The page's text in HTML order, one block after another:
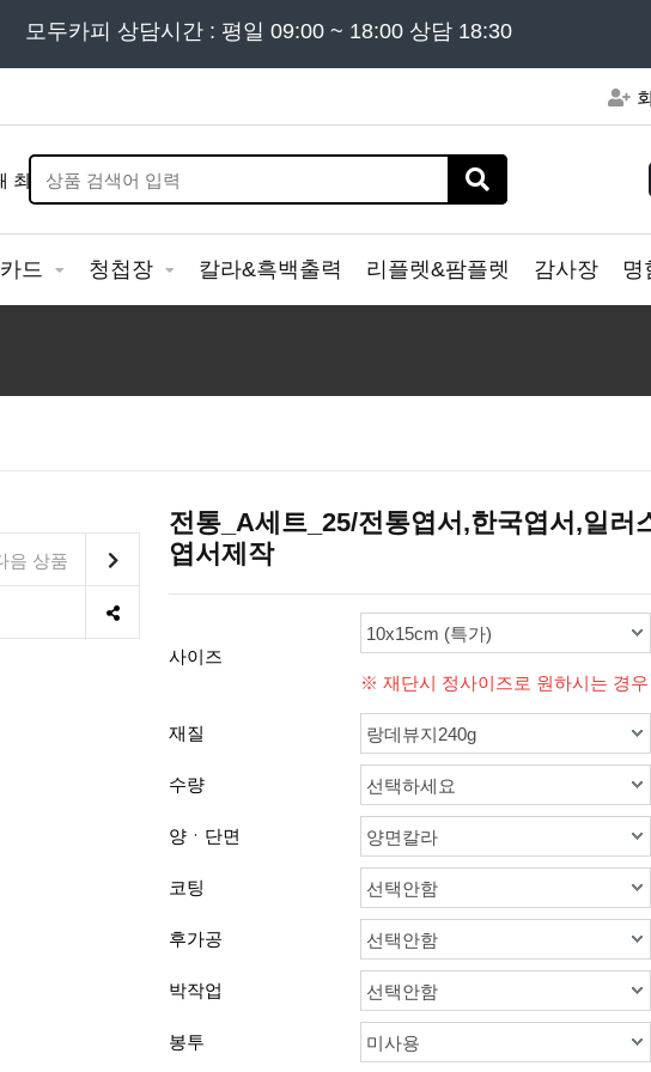
문의는 02) 302 - 7797 및 '견적문의 ' 게시판을 이용해주세요
모두카피 상담시간 : 평일 09:00 ~ 18:00 상담 18:30
드 청첩장 칼라&흑백출력 리플렛&팜플렛 감사장 명
음 상품
전통_A세트_25/전통엽서,한국엽서,일러
엽서제작
사이즈
10x15cm (특가)
※ 재단시 정사이즈로 원하시는 경
재질 랑데뷰지240g
수량 선택하세요
양ㆍ단면 양면칼라
코팅 선택안함
후가공 선택안함
박작업 선택안함
봉투 미사용